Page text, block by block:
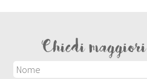
Chiedi